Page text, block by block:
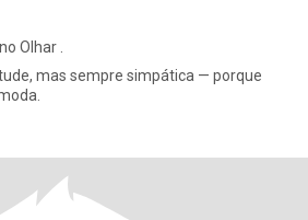
Olhar .
mas sempre simpática — porque